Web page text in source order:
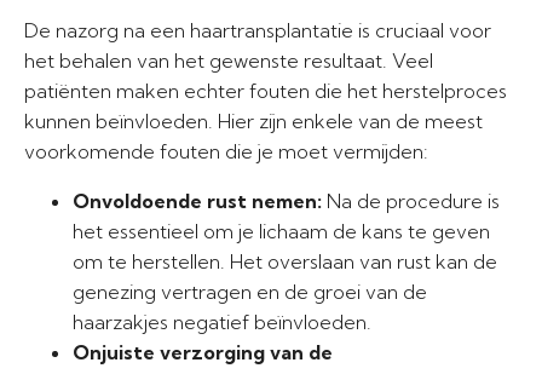
De nazorg na een haartransplantatie is cruciaal voor
het behalen van het gewenste resultaat. Veel
patiënten maken echter fouten die het herstelproces
kunnen beïnvloeden. Hier zijn enkele van de meest
voorkomende fouten die je moet vermijden:
Onvoldoende rust nemen: Na de procedure is
het essentieel om je lichaam de kans te geven
om te herstellen. Het overslaan van rust kan de
genezing vertragen en de groei van de
haarzakjes negatief beïnvloeden.
Onjuiste verzorging van de